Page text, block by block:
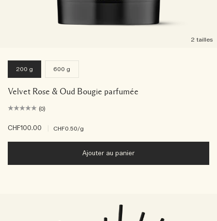
2 tailles
200 g 600 g
Velvet Rose & Oud Bougie parfumée
(0)
CHF100.00 CHF0.50/g
Ajouter au panier